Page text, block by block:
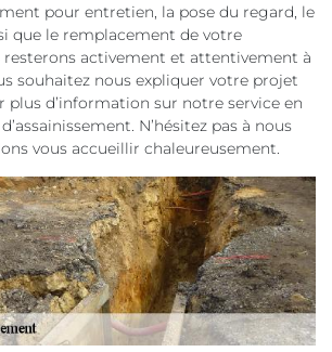
pour entretien, la pose du regard, le
que le remplacement de votre
resterons activement et attentivement à
souhaitez nous expliquer votre projet
plus d’information sur notre service en
N’hésitez pas à nous
vous accueillir chaleureusement.